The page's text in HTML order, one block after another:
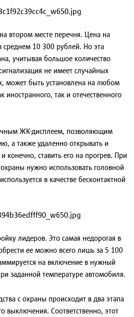
втором месте перечня. Цена на
среднем 10 300 рублей. Но эта
учитывая большое количество
не имеет случайных
может быть установлена на любом
иностранного, так и отечественного
ЖК-дисплеем, позволяющим
а также удаленно открывать и
конечно, ставить его на прогрев. При
нужно использовать головной
в качестве бесконтактной
лидеров. Это самая недорогая в
ее можно всего лишь за 5 100
на включение в нужный
заданной температуре автомобиля.
с охраны происходит в два этапа
выключения. Соответственно, этот